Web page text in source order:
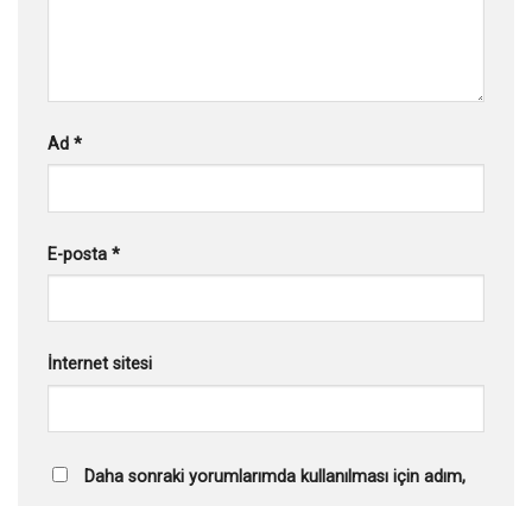
Ad *
E-posta *
İnternet sitesi
Daha sonraki yorumlarımda kullanılması için adım,